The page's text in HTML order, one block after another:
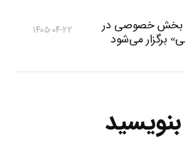
بخش خصوصی در
برگزار می‌شود
۱۴۰۵-۰۴-۲۲